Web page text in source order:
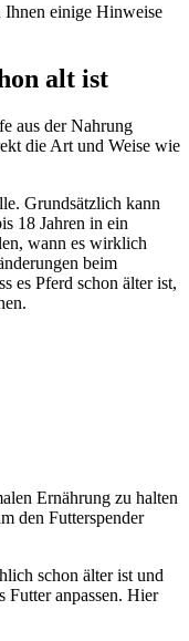
einige Hinweise
alt ist
aus der Nahrung
die Art und Weise wie
Grundsätzlich kann
18 Jahren in ein
wann es wirklich
beim
es Pferd schon älter ist,
Ernährung zu halten
den Futterspender
schon älter ist und
Futter anpassen. Hier